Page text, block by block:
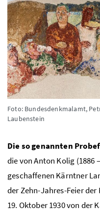
Foto: Bundesdenkmalamt,
Laubenstein
Die so genannten
die von Anton Kolig (1886
geschaffenen Kärntner
der Zehn-Jahres-Feier
19. Oktober 1930 von der